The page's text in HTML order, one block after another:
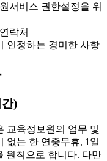
서비스 권한설정을 위
락처
인정하는 경미한 사항
)
교육정보원의 업무 및
없는 한 연중무휴, 1일
원칙으로 합니다. 다만